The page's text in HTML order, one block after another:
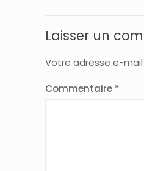
Laisser un
Votre adresse e-
Commentaire *